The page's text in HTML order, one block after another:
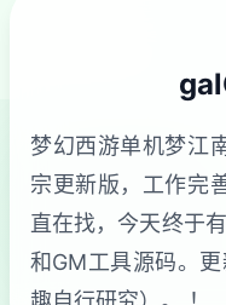
梦幻西游单机梦江
宗更新版，工作完
直在找，今天终于
和GM工具源码。